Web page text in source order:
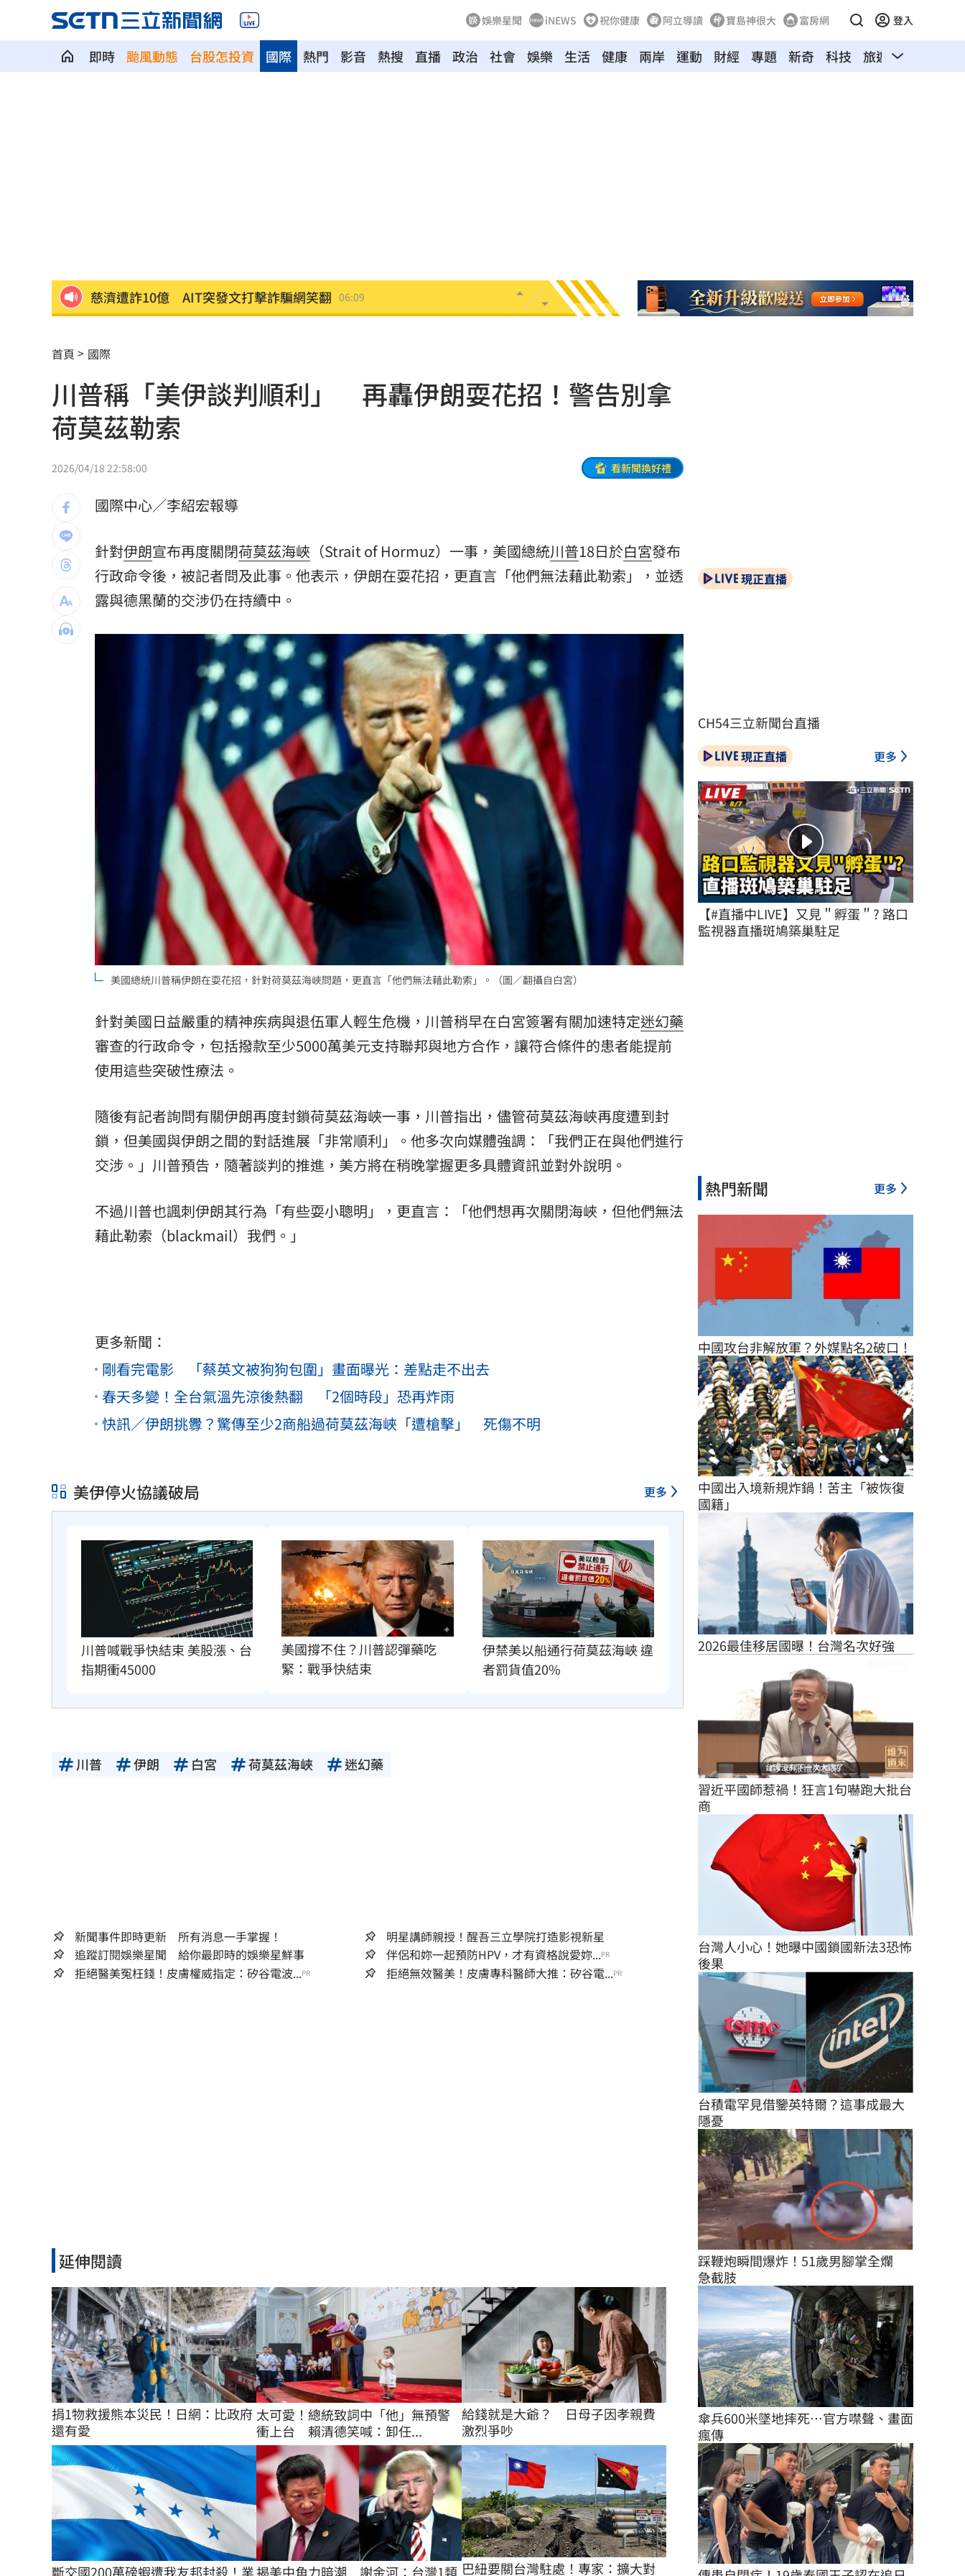
娛樂星聞 iNEWS 祝你健康 阿立導讀 寶島神很大 富房網 登入
即時 颱風動態 台股怎投資 熱門 影音 熱搜 直播 政治 社會 娛樂 生活 健康
國際 兩岸 運動 財經 專題 新奇 科技 旅遊 汽車
新北爆警匪追逐…轟4槍射3輪！破窗逮毒駕 06:08
7月急跌觸底 高含積這幾檔受益人激增！
白海豚海警範圍擴大！最新暴風圈侵襲率曝 05:44
慈濟遭詐10億 國民黨不認錯反嗆⋯網炸鍋
就業意外爆冷！那指漲342點 標普500新高
美通過制裁案！川普可課俄國商品500%關稅
解散統促黨？他曝翁曉玲一招：恐白忙一場 04:58
疫苗真相！蔣萬安嗆一句 謝金河痛心發聲
爆掛表妹當小三！表姊擅貼IG下場慘了 04:17
半導體與綠能雙箭頭！ 「它」霸氣狂賺 04:04
華許9月升息？ING：匯市在他與戰爭間拉鋸 03:10
台灣彩券開獎直播中 20:31
LIVE三立+24小時直播 15:27
三立iNEWS新聞台線上直播 18:00
商場戰國來臨 台中「頂奢大道」逐漸成形 12:00
台彩父親節推新刮刮樂千萬頭獎超「爸」氣
「拍片人的多重宇宙」職涯論壇9/12登場！ 10:30
8國球員齊聚高雄 Formosa 7s掀足球熱潮
理想混蛋號召粉絲跨海追星吃美食！
首頁 國際
川普稱「美伊談判順利」 再轟伊朗耍花招！警告別拿
荷莫茲勒索
2026/04/18 22:58:00 看新聞換好禮
國際中心／李紹宏報導
針對伊朗宣布再度關閉荷莫茲海峽 （Strait of Hormuz）一事，美國總統川普18日於白宮發布
行政命令後，被記者問及此事。他表示，伊朗在耍花招，更直言「他們無法藉此勒索」，並透
露與德黑蘭的交涉仍在持續中。
美國總統川普稱伊朗在耍花招，針對荷莫茲海峽問題，更直言「他們無法藉此勒索」。（圖／翻攝自白宮）
針對美國日益嚴重的精神疾病與退伍軍人輕生危機，川普稍早在白宮簽署有關加速特定迷幻藥
審查的行政命令，包括撥款至少5000萬美元支持聯邦與地方合作，讓符合條件的患者能提前
使用這些突破性療法。
隨後有記者詢問有關伊朗再度封鎖荷莫茲海峽一事，川普指出，儘管荷莫茲海峽再度遭到封
鎖，但美國與伊朗之間的對話進展「非常順利」。他多次向媒體強調：「我們正在與他們進行
交涉。」川普預告，隨著談判的推進，美方將在稍晚掌握更多具體資訊並對外說明。
不過川普也諷刺伊朗其行為「有些耍小聰明」，更直言：「他們想再次關閉海峽，但他們無法
藉此勒索（blackmail）我們。」
更多新聞：
剛看完電影 「蔡英文被狗狗包圍」畫面曝光：差點走不出去
春天多變！全台氣溫先涼後熱翻 「2個時段」恐再炸雨
快訊／伊朗挑釁？驚傳至少2商船過荷莫茲海峽「遭槍擊」 死傷不明
美伊停火協議破局 更多
川普喊戰爭快結束 美股漲、台
指期衝45000
美國撐不住？川普認彈藥吃
緊：戰爭快結束
伊禁美以船通行荷莫茲海峽 違
者罰貨值20%
川普 伊朗 白宮 荷莫茲海峽 迷幻藥
新聞事件即時更新 所有消息一手掌握！
明星講師親授！醒吾三立學院打造影視新星
追蹤訂閱娛樂星聞 給你最即時的娛樂星鮮事
伴侶和妳一起預防HPV，才有資格說愛妳...PR
拒絕醫美冤枉錢！皮膚權威指定：矽谷電波...PR 拒絕無效醫美！皮膚專科醫師大推：矽谷電...PR
延伸閱讀
捐1物救援熊本災民！日網：比政府
還有愛
太可愛！總統致詞中「他」無預警
衝上台 賴清德笑喊：卸任...
給錢就是大爺？　日母子因孝親費
激烈爭吵
斷交國200萬磅蝦遭我友邦封殺！業揭美中角力暗潮　謝金河：台灣1類 巴紐要關台灣駐處！專家：擴大對
現正直播
CH54三立新聞台直播
現正直播 更多
【#直播中LIVE】又見＂孵蛋＂? 路口
監視器直播斑鳩築巢駐足
熱門新聞 更多
中國攻台非解放軍？外媒點名2破口！
中國出入境新規炸鍋！苦主「被恢復
國籍」
2026最佳移居國曝！台灣名次好強
習近平國師惹禍！狂言1句嚇跑大批台
商
台灣人小心！她曝中國鎖國新法3恐怖
後果
台積電罕見借鑒英特爾？這事成最大
隱憂
踩鞭炮瞬間爆炸！51歲男腳掌全爛
急截肢
傘兵600米墜地摔死…官方噤聲、畫面
瘋傳